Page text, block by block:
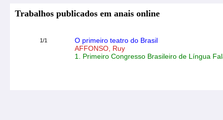
Trabalhos publicados em anais online
1/1
O primeiro teatro do Brasil
AFFONSO, Ruy
1. Primeiro Congresso Brasileiro de Língua